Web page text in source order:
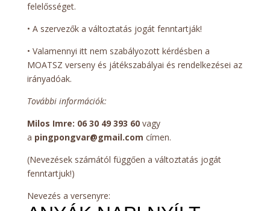
felelősséget.
• A szervezők a változtatás jogát fenntartják!
• Valamennyi itt nem szabályozott kérdésben a
MOATSZ verseny és játékszabályai és rendelkezései az
irányadóak.
További információk:
Milos Imre: 06 30 49 393 60vagy
a pingpongvar@gmail.com címen.
(Nevezések számától függően a változtatás jogát
fenntartjuk!)
Nevezés a versenyre: